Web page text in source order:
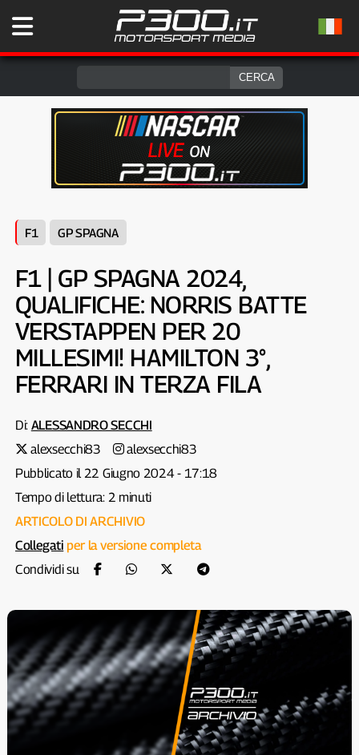
F1 GP SPAGNA
F1 | GP SPAGNA 2024,
QUALIFICHE: NORRIS BATTE
VERSTAPPEN PER 20
MILLESIMI! HAMILTON 3°,
FERRARI IN TERZA FILA
Di: ALESSANDRO SECCHI
alexsecchi83
alexsecchi83
Pubblicato il 22 Giugno 2024 - 17:18
Tempo di lettura: 2 minuti
ARTICOLO DI ARCHIVIO
Collegati per la versione completa
Condividi su